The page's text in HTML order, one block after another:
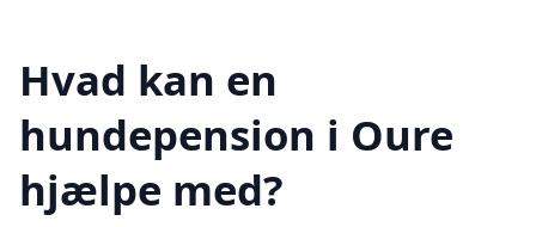
Hvad kan en
hundepension i Oure
hjælpe med?